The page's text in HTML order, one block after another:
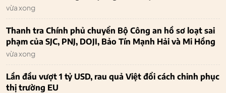
vừa xong
Thanh tra Chính phủ chuyển Bộ Công an hồ sơ loạt sai
phạm của SJC, PNJ, DOJI, Bảo Tín Mạnh Hải và Mi Hồng
vừa xong
Lần đầu vượt 1 tỷ USD, rau quả Việt đổi cách chinh phục
thị trường EU